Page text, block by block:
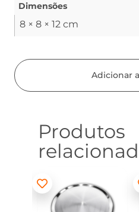
Dimensões
8 × 8 × 12 cm
Adicionar
Produtos